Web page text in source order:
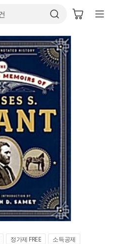
정가제 FREE
소득공제